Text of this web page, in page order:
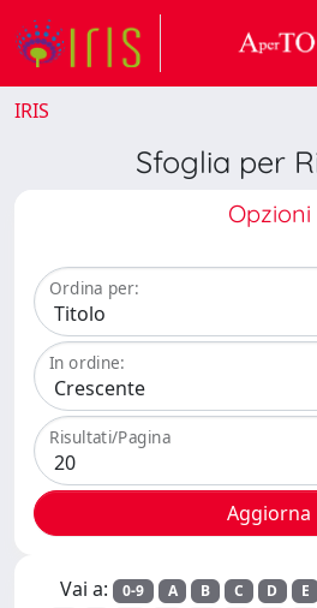
IRIS
Sfoglia per
Opzioni
Ordina per:
In ordine:
Risultati/Pagina
Vai a: 0-9 A B C D E